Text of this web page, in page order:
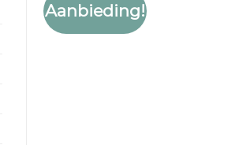
Aanbieding!